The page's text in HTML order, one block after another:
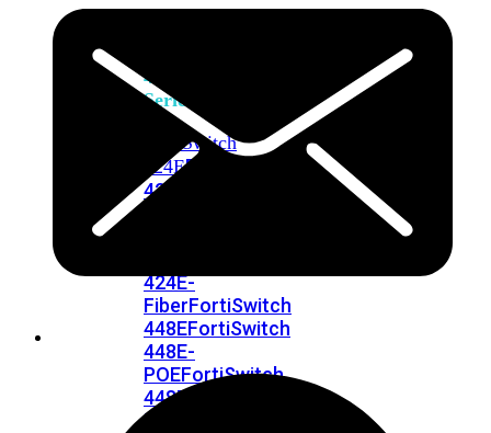
400
Series
FortiSwitch
424EFortiSwitch
424E-
424E-
FiberFortiSwitch
448EFortiSwitch
448E-
POEFortiSwitch
448E-
FPOE